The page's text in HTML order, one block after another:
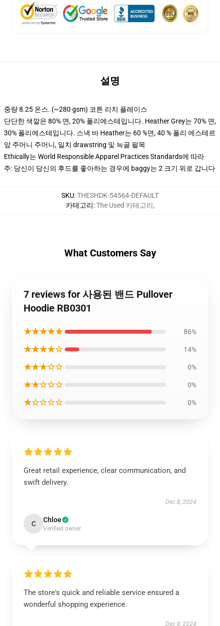
설명
중량 8.25 온스. (~280 gsm) 코튼 리치 플레이스
단단한 색깔은 80% 면, 20% 폴리에스테입니다. Heather Grey는 70% 면,
30% 폴리에스테입니다. 스낵 바 Heather는 60 %면, 40 % 폴리 에스테르
앞 주머니 주머니, 일치 drawstring 및 늑골 팔목
Ethically는 World Responsible Apparel Practices Standards에 따라
주: 당신이 당신의 후드를 좋아하는 경우에 baggy는 2 크기 위로 갑니다
SKU:THESHDK-54564-DEFAULT
카테고리:The Used 카테고리,
What Customers Say
7 reviews for 사용된 밴드 Pullover
Hoodie RB0301
★★★★★ 86%
★★★★☆ 14%
★★★☆☆ 0%
★★☆☆☆ 0%
★☆☆☆☆ 0%
Great retail experience, clear communication, and
swift delivery.
Dec 8, 2024
C Chloe
Verified owner
The store's quick and reliable service ensured a
wonderful shopping experience.
Dec 8, 2024